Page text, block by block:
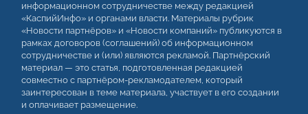
информационном сотрудничестве между редакцией
«КаспийИнфо» и органами власти. Материалы рубрик
«Новости партнёров» и «Новости компаний» публикуются в
рамках договоров (соглашений) об информационном
сотрудничестве и (или) являются рекламой. Партнёрский
материал — это статья, подготовленная редакцией
совместно с партнёром-рекламодателем, который
заинтересован в теме материала, участвует в его создании
и оплачивает размещение.